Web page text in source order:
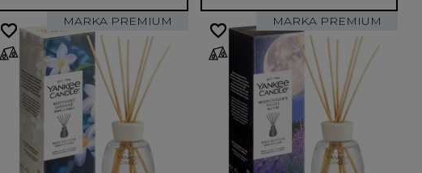
MARKA PREMIUM
favorite_border
favorite_border MARKA PREMIUM
favorite_border
favorite_border